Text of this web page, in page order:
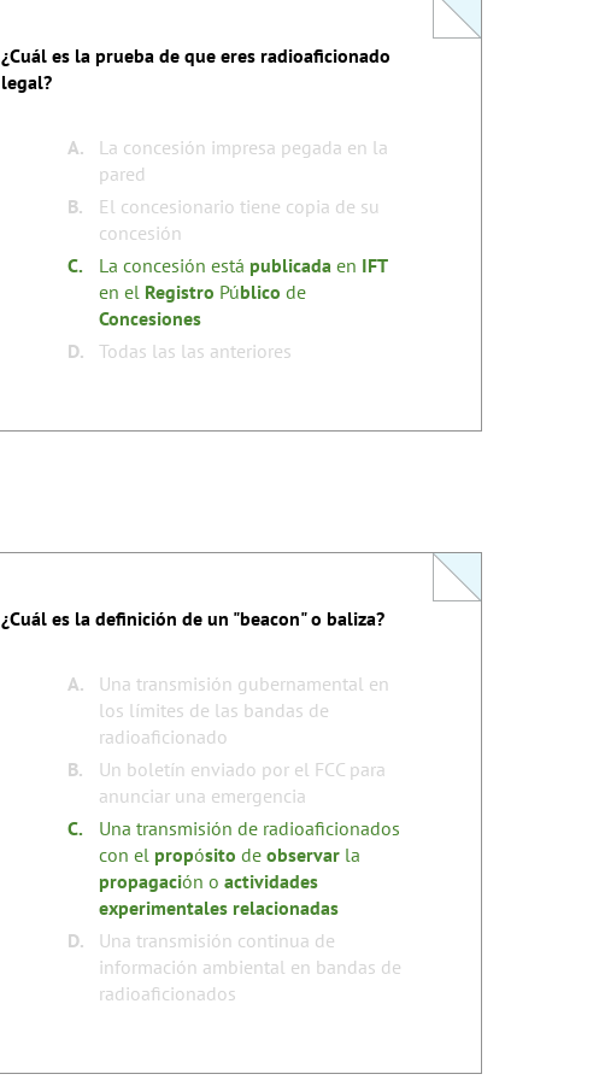
¿Cuál es la prueba de que eres radioaficionado
legal?
A.
La concesión impresa pegada en la
pared
B.
El concesionario tiene copia de su
concesión
C.
La concesión está publicadaen IFT
en el Registro Público de
Concesiones
D.
Todas las las anteriores
T1
A05
This question does not yet have an explanation!
¿Cuál es la definición de un "beacon" o baliza?
A.
Una transmisión gubernamental en
los límites de las bandas de
radioaficionado
B.
Un boletín enviado por el FCC para
anunciar una emergencia
C.
Una transmisión de radioaficionados
con el propósito de observarla
propagación o actividades
experimentales relacionadas
D.
Una transmisión continua de
información ambiental en bandas de
radioaficionados
T1
A06
This question does not yet have an explanation!
none